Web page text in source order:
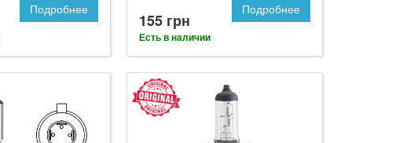
Подробнее
155 грн
Есть в наличии
Подробнее